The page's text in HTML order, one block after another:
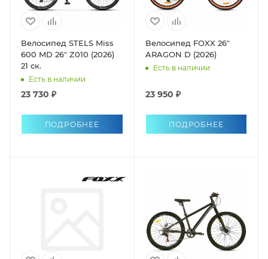
Велосипед STELS Miss
600 MD 26" Z010 (2026)
21 ск.
Есть в наличии
23 730 ₽
ПОДРОБНЕЕ
Велосипед FOXX 26"
ARAGON D (2026)
Есть в наличии
23 950 ₽
ПОДРОБНЕЕ